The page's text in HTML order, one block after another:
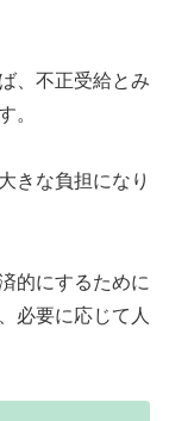
、不正受給とみ
。
きな負担になり
的にするために
必要に応じて人